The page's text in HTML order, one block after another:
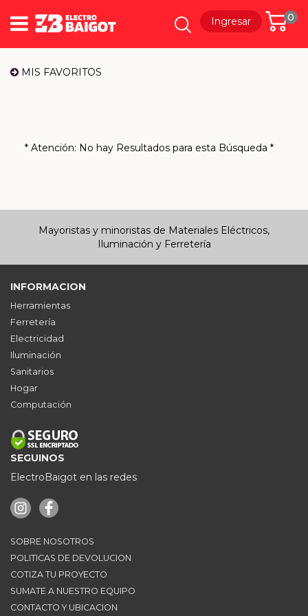
0
Ingresar
MIS FAVORITOS
* Atención: No hay Resultados para esta Búsqueda *
Mayoristas y minoristas de Materiales Eléctricos,
Iluminación y Ferretería
INFORMACION
Herramientas
Ferretería
Electricidad
Iluminación
Sanitarios
Hogar
Computación
SEGUINOS
ElectroBaigot en las redes
SOBRE NOSOTROS
POLITICAS DE DEVOLUCION
COTIZA TU PROYECTO
SUMATE A NUESTRO EQUIPO
CONTACTO Y UBICACION